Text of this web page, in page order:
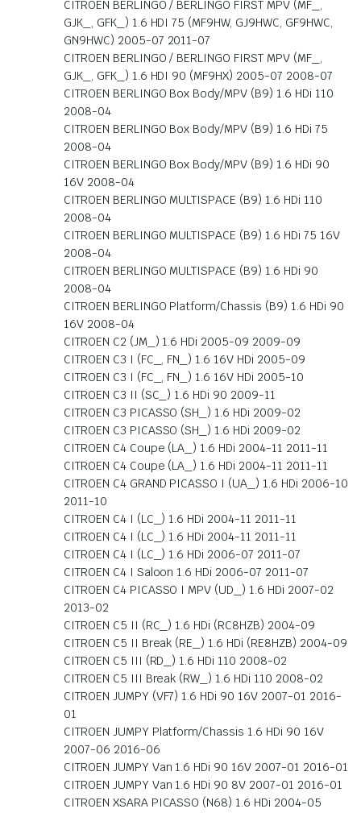
CITROEN BERLINGO / BERLINGO FIRST MPV (MF_,
GJK_, GFK_) 1.6 HDI 75 (MF9HW, GJ9HWC, GF9HWC,
GN9HWC) 2005-07 2011-07
CITROEN BERLINGO / BERLINGO FIRST MPV (MF_,
GJK_, GFK_) 1.6 HDI 90 (MF9HX) 2005-07 2008-07
CITROEN BERLINGO Box Body/MPV (B9) 1.6 HDi 110
2008-04
CITROEN BERLINGO Box Body/MPV (B9) 1.6 HDi 75
2008-04
CITROEN BERLINGO Box Body/MPV (B9) 1.6 HDi 90
16V 2008-04
CITROEN BERLINGO MULTISPACE (B9) 1.6 HDi 110
2008-04
CITROEN BERLINGO MULTISPACE (B9) 1.6 HDi 75 16V
2008-04
CITROEN BERLINGO MULTISPACE (B9) 1.6 HDi 90
2008-04
CITROEN BERLINGO Platform/Chassis (B9) 1.6 HDi 90
16V 2008-04
CITROEN C2 (JM_) 1.6 HDi 2005-09 2009-09
CITROEN C3 I (FC_, FN_) 1.6 16V HDi 2005-09
CITROEN C3 I (FC_, FN_) 1.6 16V HDi 2005-10
CITROEN C3 II (SC_) 1.6 HDi 90 2009-11
CITROEN C3 PICASSO (SH_) 1.6 HDi 2009-02
CITROEN C3 PICASSO (SH_) 1.6 HDi 2009-02
CITROEN C4 Coupe (LA_) 1.6 HDi 2004-11 2011-11
CITROEN C4 Coupe (LA_) 1.6 HDi 2004-11 2011-11
CITROEN C4 GRAND PICASSO I (UA_) 1.6 HDi 2006-10
2011-10
CITROEN C4 I (LC_) 1.6 HDi 2004-11 2011-11
CITROEN C4 I (LC_) 1.6 HDi 2004-11 2011-11
CITROEN C4 I (LC_) 1.6 HDi 2006-07 2011-07
CITROEN C4 I Saloon 1.6 HDi 2006-07 2011-07
CITROEN C4 PICASSO I MPV (UD_) 1.6 HDi 2007-02
2013-02
CITROEN C5 II (RC_) 1.6 HDi (RC8HZB) 2004-09
CITROEN C5 II Break (RE_) 1.6 HDi (RE8HZB) 2004-09
CITROEN C5 III (RD_) 1.6 HDi 110 2008-02
CITROEN C5 III Break (RW_) 1.6 HDi 110 2008-02
CITROEN JUMPY (VF7) 1.6 HDi 90 16V 2007-01 2016-
01
CITROEN JUMPY Platform/Chassis 1.6 HDi 90 16V
2007-06 2016-06
CITROEN JUMPY Van 1.6 HDi 90 16V 2007-01 2016-01
CITROEN JUMPY Van 1.6 HDi 90 8V 2007-01 2016-01
CITROEN XSARA PICASSO (N68) 1.6 HDi 2004-05